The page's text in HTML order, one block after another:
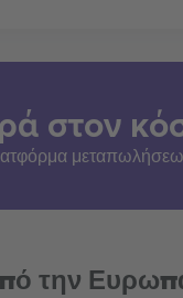
στον
την